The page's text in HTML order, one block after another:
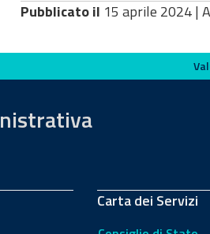
Pubblicato il 15 aprile 2024 |
Carta dei Servizi